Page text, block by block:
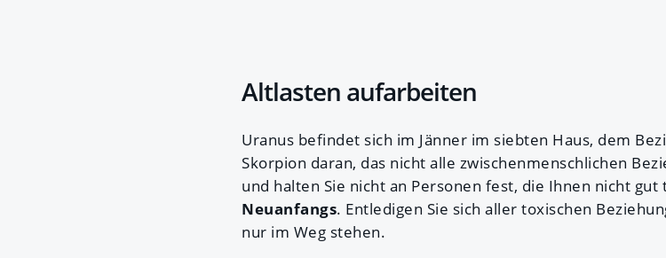
Altlasten aufarbeiten
Uranus befindet sich im Jänner im siebten Haus, dem
Skorpion daran, das nicht alle zwischenmenschlichen
und halten Sie nicht an Personen fest, die Ihnen nicht gut
Neuanfangs. Entledigen Sie sich aller toxischen
nur im Weg stehen.